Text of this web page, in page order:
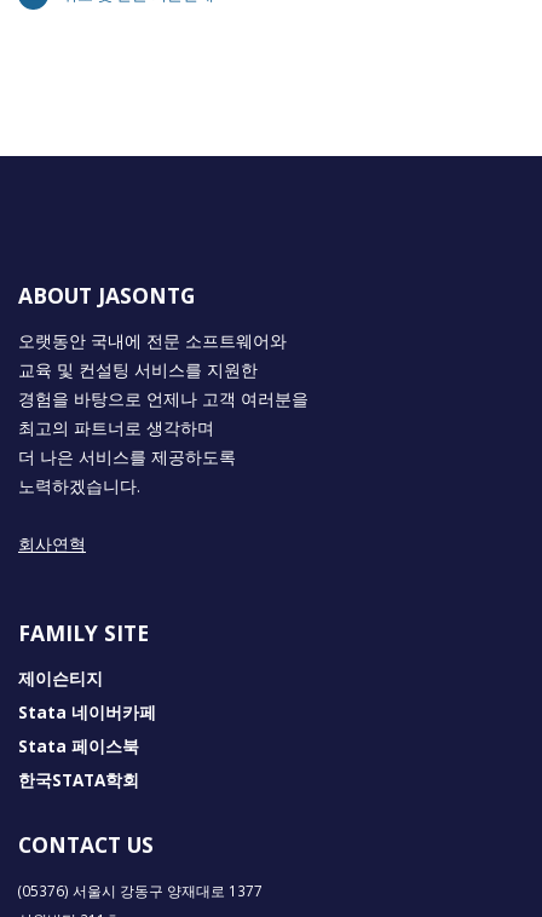
ABOUT JASONTG
오랫동안 국내에 전문 소프트웨어와
교육 및 컨설팅 서비스를 지원한
경험을 바탕으로 언제나 고객 여러분을
최고의 파트너로 생각하며
더 나은 서비스를 제공하도록
노력하겠습니다.
회사연혁
FAMILY SITE
제이슨티지
Stata 네이버카페
Stata 페이스북
한국STATA학회
CONTACT US
(05376) 서울시 강동구 양재대로 1377